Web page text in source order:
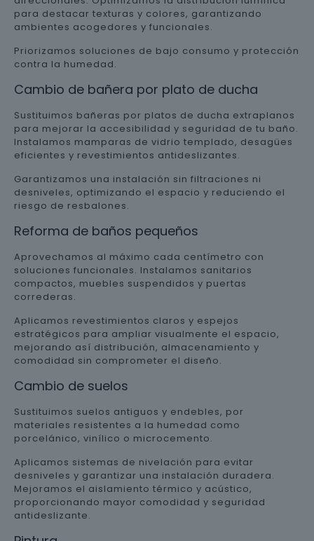
para destacar texturas y colores, garantizando
ambientes acogedores y funcionales.
Priorizamos soluciones de bajo consumo y protección
contra la humedad.
Cambio de bañera por plato de ducha
Sustituimos bañeras por platos de ducha extraplanos
para mejorar la accesibilidad y seguridad de tu baño.
Instalamos mamparas de vidrio templado, desagües
eficientes y revestimientos antideslizantes.
Garantizamos una instalación sin filtraciones ni
desniveles, optimizando el espacio y reduciendo el
riesgo de resbalones.
Reforma de baños pequeños
Aprovechamos al máximo cada centímetro con
soluciones funcionales. Instalamos sanitarios
compactos, muebles suspendidos y puertas
correderas.
Aplicamos revestimientos claros y espejos
estratégicos para ampliar visualmente el espacio,
mejorando así distribución, almacenamiento y
comodidad sin comprometer el diseño.
Cambio de suelos
Sustituimos suelos antiguos y endebles, por
materiales resistentes a la humedad como
porcelánico, vinílico o microcemento.
Aplicamos sistemas de nivelación para evitar
desniveles y garantizar una instalación duradera.
Mejoramos el aislamiento térmico y acústico,
proporcionando mayor comodidad y seguridad
antideslizante.